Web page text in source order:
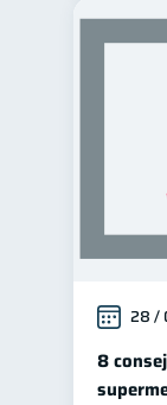
28 /
8